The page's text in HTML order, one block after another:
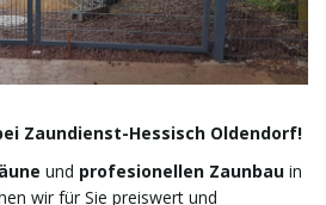
l
t
Zaundienst-Hessisch Oldendorf!
und profesionellen Zaunbau in
wir für Sie preiswert und